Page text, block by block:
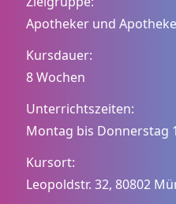
Apotheker und
Kursdauer:
8 Wochen
Unterrichtszeiten:
Montag bis Donnerstag
Kursort:
Leopoldstr. 32, 80802